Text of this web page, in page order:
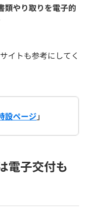
類やり取りを電子的
イトも参考にしてく
設ページ」
電子交付も